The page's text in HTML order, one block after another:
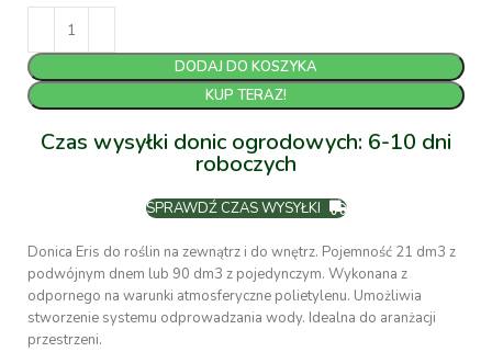
DODAJ DO KOSZYKA
KUP TERAZ!
Czas wysyłki donic ogrodowych: 6-10 dni
roboczych
SPRAWDŹ CZAS WYSYŁKI
Donica Eris do roślin na zewnątrz i do wnętrz. Pojemność 21 dm3 z
podwójnym dnem lub 90 dm3 z pojedynczym. Wykonana z
odpornego na warunki atmosferyczne polietylenu. Umożliwia
stworzenie systemu odprowadzania wody. Idealna do aranżacji
przestrzeni.